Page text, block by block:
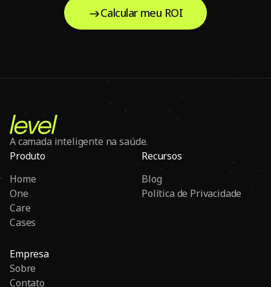
Calcular meu ROI
A camada inteligente na saúde.
Produto
Home
One
Care
Cases
Recursos
Blog
Política de Privacidade
Empresa
Sobre
Contato